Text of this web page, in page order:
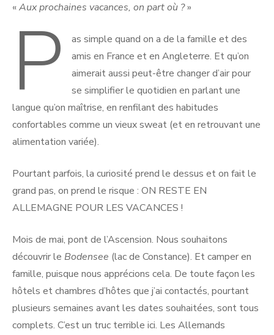
«Aux prochaines vacances, on part où ?»
P
as simple quand on a de la famille et des
amis en France et en Angleterre. Et qu’on
aimerait aussi peut-être changer d’air pour
se simplifier le quotidien en parlant une
langue qu’on maîtrise, en renfilant des habitudes
confortables comme un vieux sweat (et en retrouvant une
alimentation variée).
Pourtant parfois, la curiosité prend le dessus et on fait le
grand pas, on prend le risque : ON RESTE EN
ALLEMAGNE POUR LES VACANCES !
Mois de mai, pont de l’Ascension. Nous souhaitons
découvrir le Bodensee (lac de Constance). Et camper en
famille, puisque nous apprécions cela. De toute façon les
hôtels et chambres d’hôtes que j’ai contactés, pourtant
plusieurs semaines avant les dates souhaitées, sont tous
complets. C’est un truc terrible ici. Les Allemands